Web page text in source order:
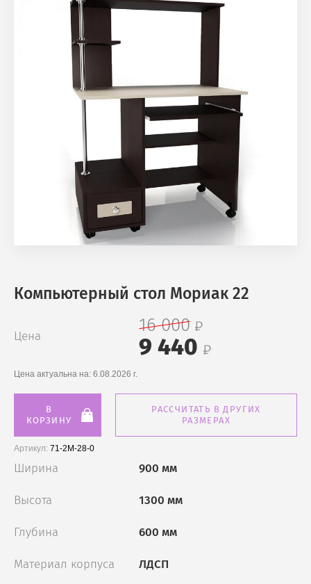
Компьютерный стол Мориак 22
Цена
16 000
9 440
Цена актуальна на: 6.08.2026 г.
В
КОРЗИНУ
РАССЧИТАТЬ В ДРУГИХ
РАЗМЕРАХ
Артикул: 71-2М-28-0
Ширина 900 мм
Высота 1300 мм
Глубина 600 мм
Материал корпуса ЛДСП